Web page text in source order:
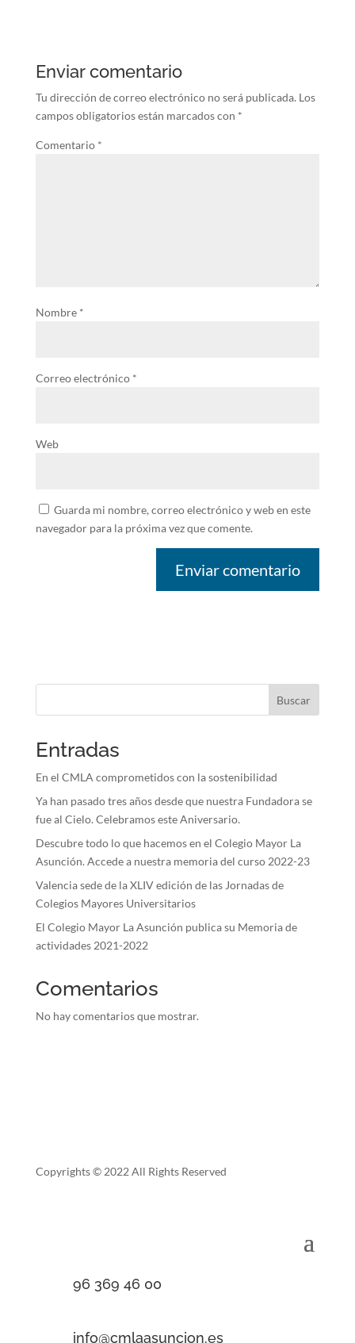
Enviar comentario
Tu dirección de correo electrónico no será publicada. Los
campos obligatorios están marcados con *
Comentario *
Nombre *
Correo electrónico *
Web
Guarda mi nombre, correo electrónico y web en este
navegador para la próxima vez que comente.
Buscar
Entradas
En el CMLA comprometidos con la sostenibilidad
Ya han pasado tres años desde que nuestra Fundadora se
fue al Cielo. Celebramos este Aniversario.
Descubre todo lo que hacemos en el Colegio Mayor La
Asunción. Accede a nuestra memoria del curso 2022-23
Valencia sede de la XLIV edición de las Jornadas de
Colegios Mayores Universitarios
El Colegio Mayor La Asunción publica su Memoria de
actividades 2021-2022
Comentarios
No hay comentarios que mostrar.
Copyrights © 2022 All Rights Reserved
96 369 46 00
info@cmlaasuncion.es